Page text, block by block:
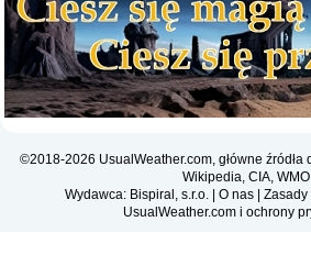
©2018-2026 UsualWeather.com, główne źródła
Wikipedia, CIA, WMO
Wydawca: Bispiral, s.r.o. | O nas| Zasady
UsualWeather.com i ochrony